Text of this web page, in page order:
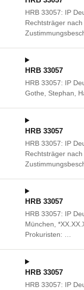
HRB 33057: IP
Rechtsträger
HRB 33057
HRB 33057: IP
Gothe, Stephan,
HRB 33057
HRB 33057: IP
Rechtsträger
HRB 33057
HRB 33057: IP
München,
Prokuristen: …
HRB 33057
HRB 33057: IP